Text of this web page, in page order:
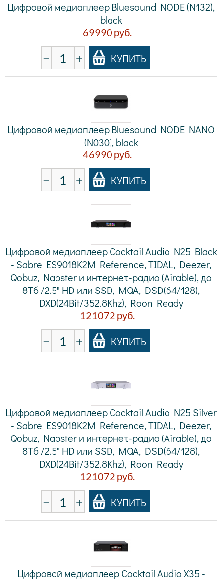
Цифровой медиаплеер Bluesound NODE (N132),
black
69990 руб.
− + КУПИТЬ
Цифровой медиаплеер Bluesound NODE NANO
(N030), black
46990 руб.
− + КУПИТЬ
Цифровой медиаплеер Cocktail Audio N25 Black
- Sabre ES9018K2M Reference, TIDAL, Deezer,
Qobuz, Napster и интернет-радио (Airable), до
8Tб /2.5" HD или SSD, MQA, DSD(64/128),
DXD(24Bit/352.8Khz), Roon Ready
121072 руб.
− + КУПИТЬ
Цифровой медиаплеер Cocktail Audio N25 Silver
- Sabre ES9018K2M Reference, TIDAL, Deezer,
Qobuz, Napster и интернет-радио (Airable), до
8Tб /2.5" HD или SSD, MQA, DSD(64/128),
DXD(24Bit/352.8Khz), Roon Ready
121072 руб.
− + КУПИТЬ
Цифровой медиаплеер Cocktail Audio X35 -